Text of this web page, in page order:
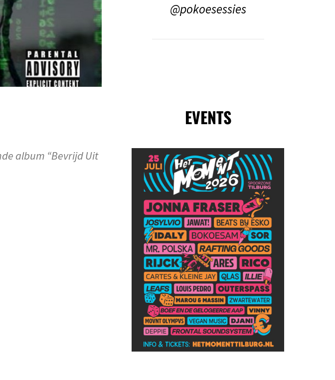
album “Bevrijd Uit
@pokoesessies
EVENTS